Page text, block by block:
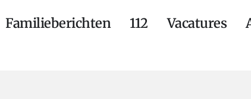
Familieberichten 112 Vacatures